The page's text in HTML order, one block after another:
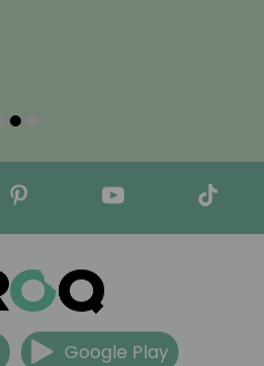
Google Play